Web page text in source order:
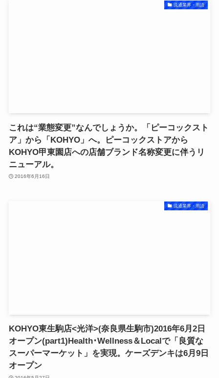
流通業界・用語
これは“業態変更”なんでしょうか。「ピーコックスト
ア」から「KOHYO」へ。ピーコックストアから
KOHYO甲東園店への店舗ブランド名称変更に伴うリ
ニューアル。
2016年6月16日
流通業界・用語
KOHYO東生駒店<光洋>(奈良県生駒市)2016年6月2日
オープン(part1)Health･Wellness＆Localで「良質な
スーパーマーケット」を実現。ケーズデンキは6月9日
オープン